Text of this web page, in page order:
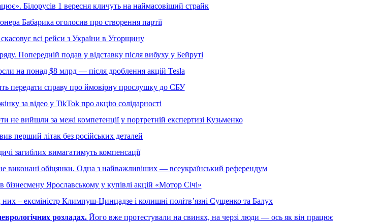
Білорусів 1 вересня кличуть на наймасовіший страйк
Бабарика оголосив про створення партії
всі рейси з України в Угорщину
Попередній подав у відставку після вибуху у Бейруті
на понад $8 млрд — після дроблення акцій Tesla
передати справу про ймовірну прослушку до СБУ
за відео у TikTok про акцію солідарності
вийшли за межі компетенції у портретній експертизі Кузьменко
перший літак без російських деталей
загиблих вимагатимуть компенсації
виконані обіцянки. Одна з найважливіших — всеукраїнський референдум
Ярославському у купівлі акцій «Мотор Січі»
– ексміністр Климпуш-Цинцадзе і колишні політв’язні Сущенко та Балух
розладах. Його вже протестували на свинях, на черзі люди — ось як він працює